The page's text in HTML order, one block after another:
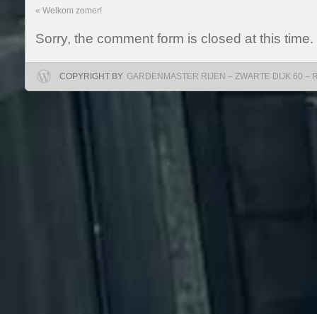
« Welkom zomer!
Sorry, the comment form is closed at this time.
COPYRIGHT BY GARDENMASTER RIJEN – ZWARTE DIJK 60 –